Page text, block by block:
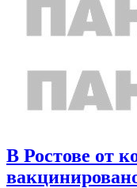
В Ростове от